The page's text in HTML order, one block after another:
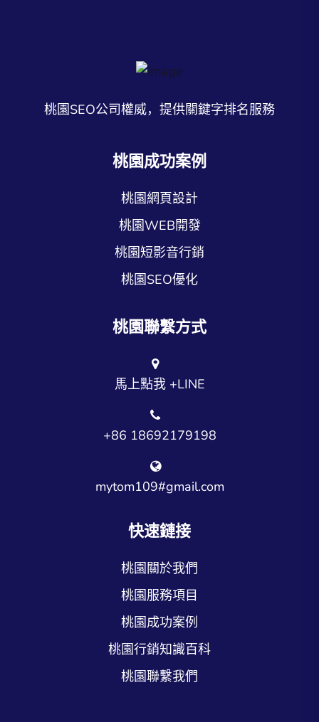
桃園SEO公司權威，提供關鍵字排名服務
桃園成功案例
桃園網頁設計
桃園WEB開發
桃園短影音行銷
桃園SEO優化
桃園聯繫方式
馬上點我 +LINE
+86 18692179198
mytom109#gmail.com
快速鏈接
桃園關於我們
桃園服務項目
桃園成功案例
桃園行銷知識百科
桃園聯繫我們